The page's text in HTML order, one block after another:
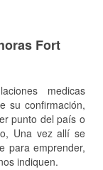
Fort
medicas
su confirmación,
punto del país o
Una vez allí se
para emprender,
indiquen.